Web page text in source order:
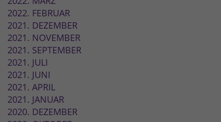
2022. FEBRUAR
2021. DEZEMBER
2021. NOVEMBER
2021. SEPTEMBER
2021. JULI
2021. JUNI
2021. APRIL
2021. JANUAR
2020. DEZEMBER